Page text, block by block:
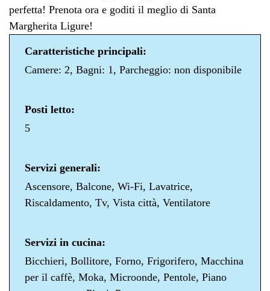
perfetta! Prenota ora e goditi il meglio di Santa
Margherita Ligure!
Caratteristiche principali:
Camere: 2, Bagni: 1, Parcheggio: non disponibile
Posti letto:
5
Servizi generali:
Ascensore, Balcone, Wi-Fi, Lavatrice,
Riscaldamento, Tv, Vista città, Ventilatore
Servizi in cucina:
Bicchieri, Bollitore, Forno, Frigorifero, Macchina
per il caffè, Moka, Microonde, Pentole, Piano